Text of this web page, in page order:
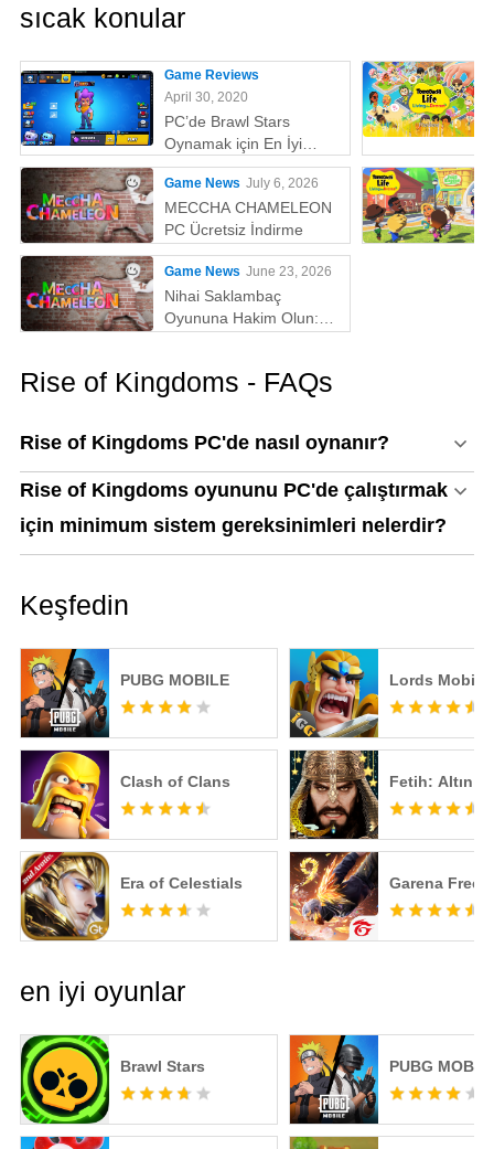
sıcak konular
Game Reviews
April 30, 2020
PC’de Brawl Stars
Oynamak için En İyi
Emülatör
Game News July 6, 2026
MECCHA CHAMELEON
PC Ücretsiz İndirme
Game News June 23, 2026
Nihai Saklambaç
Oyununa Hakim Olun:
Neden MEmu En İyi
Rise of Kingdoms - FAQs
Rise of Kingdoms PC'de nasıl oynanır?
Rise of Kingdoms oyununu PC'de çalıştırmak
için minimum sistem gereksinimleri nelerdir?
Keşfedin
PUBG MOBILE Lords Mobile
Clash of Clans Fetih: Altın
Era of Celestials Garena Free
en iyi oyunlar
Brawl Stars PUBG